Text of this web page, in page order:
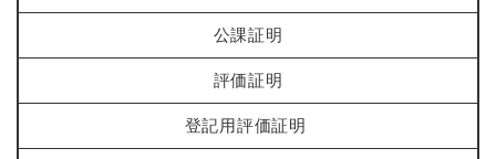
公課証明
評価証明
登記用評価証明